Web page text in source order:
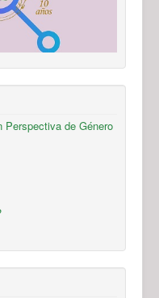
Perspectiva de Género